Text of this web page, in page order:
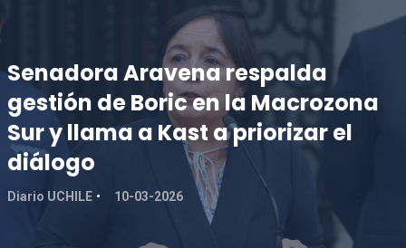
Senadora Aravena respalda
gestión de Boric en la Macrozona
Sur y llama a Kast a priorizar el
diálogo
Diario UCHILE 10-03-2026